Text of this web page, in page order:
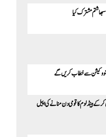
مشترک کیا
ہینڈلوم کا قومی دن منانے کی اپیل